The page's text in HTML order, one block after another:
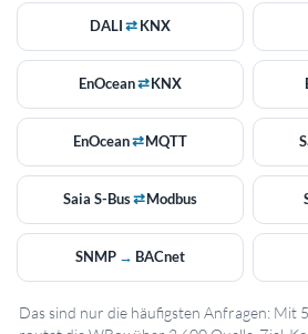
DALI ⇄ KNX
EnOcean⇄KNX
EnOcean⇄MQTT
Saia S-Bus⇄Modbus
SNMP → BACnet
Das sind nur die häufigsten Anfragen: Mit